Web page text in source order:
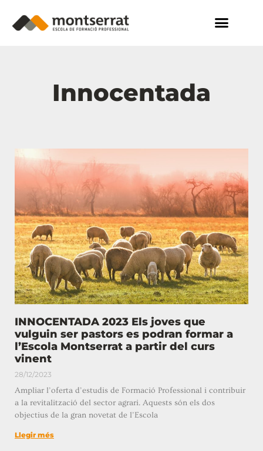
Innocentada
INNOCENTADA 2023 Els joves que
vulguin ser pastors es podran formar a
l’Escola Montserrat a partir del curs
vinent
28/12/2023
Ampliar l’oferta d’estudis de Formació Professional i contribuir
a la revitalització del sector agrari. Aquests són els dos
objectius de la gran novetat de l’Escola
Llegir més